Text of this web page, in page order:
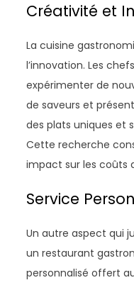
Créativité et
La cuisine
l’innovation. Les
expérimenter de
de saveurs et
des plats uniques et
Cette recherche
impact sur les coûts
Service
Un autre aspect qui
un restaurant
personnalisé offert